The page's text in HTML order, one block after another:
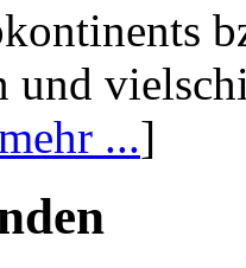
und
...]